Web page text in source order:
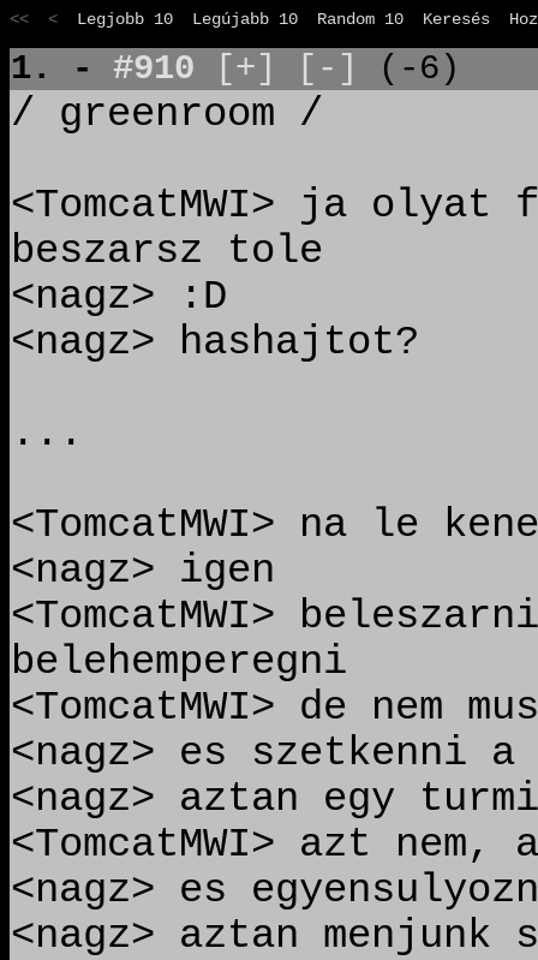
<< < Legjobb 10 Legújabb 10 Random 10 Keresés
1. - #910 [+] [-] (-6)
/ greenroom /
<TomcatMWI> ja olyat
beszarsz tole
<nagz> :D
<nagz> hashajtot?
...
<TomcatMWI> na le
<nagz> igen
<TomcatMWI>
belehemperegni
<TomcatMWI> de nem
<nagz> es szetkenni a
<nagz> aztan egy
<TomcatMWI> azt nem,
<nagz> es
<nagz> aztan